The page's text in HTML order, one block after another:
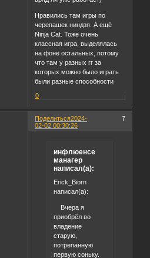
Нравились там игры по
черепашек ниндзя. А ещё
Ninja Cat. Тоже очень
классная игра, выделялась
на фоне остальных, потому
что там у разных гг за
которых можно было играть
были разные способности
0
Поделиться 7
2024-
02-02 00:30:26
инфлюенсе
манагер
написал(а):
Erick_Biorn
написал(а):
Вчера я
приобрёл во
владение
старую,
потрепанную
первую соньку.